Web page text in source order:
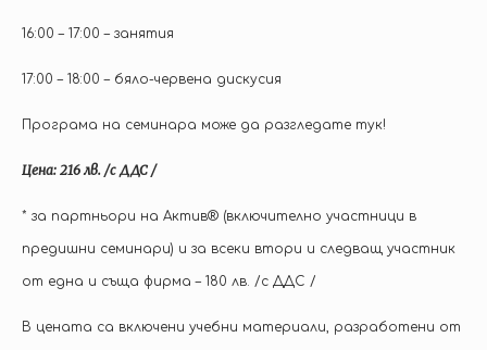
16:00 – 17:00 – занятия
17:00 – 18:00 – бяло-червена дискусия
Програма на семинара може да разгледате тук!
Цена: 216 лв. /с ДДС /
* за партньори на Актив® (включително участници в
предишни семинари) и за всеки втори и следващ участник
от една и съща фирма – 180 лв. /с ДДС /
В цената са включени учебни материали, разработени от